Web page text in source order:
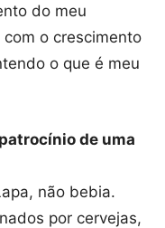
do meu
o crescimento
o que é meu
de uma
não bebia.
por cervejas,